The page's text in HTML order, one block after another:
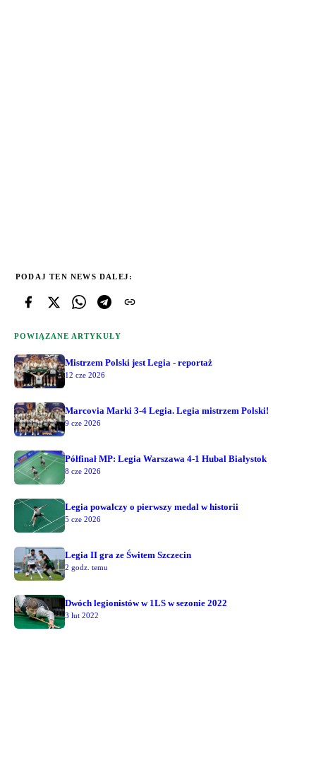
PODAJ TEN NEWS DALEJ:
POWIĄZANE ARTYKUŁY
Mistrzem Polski jest Legia - reportaż
12 cze 2026
Marcovia Marki 3-4 Legia. Legia mistrzem Polski!
9 cze 2026
Półfinał MP: Legia Warszawa 4-1 Hubal Białystok
8 cze 2026
Legia powalczy o pierwszy medal w historii
5 cze 2026
Legia II gra ze Świtem Szczecin
2 godz. temu
Dwóch legionistów w 1LS w sezonie 2022
3 lut 2022